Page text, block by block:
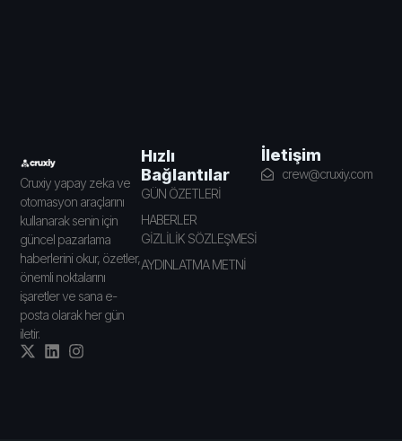
Cruxiy yapay zeka ve
otomasyon araçlarını
kullanarak senin için
güncel pazarlama
haberlerini okur, özetler,
önemli noktalarını
işaretler ve sana e-
posta olarak her gün
iletir.
Hızlı
Bağlantılar
GÜN ÖZETLERİ
HABERLER
GİZLİLİK SÖZLEŞMESİ
AYDINLATMA METNİ
İletişim
crew@cruxiy.com